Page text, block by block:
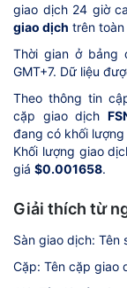
giao dịch 24 giờ
giao dịch trên
Thời gian ở bảng
GMT+7. Dữ liệu
Theo thông tin
cặp giao dịch
đang có khối
Khối lượng giao
giá $0.001658.
Giải thích từ
Sàn giao dịch: Tên
Cặp: Tên cặp giao